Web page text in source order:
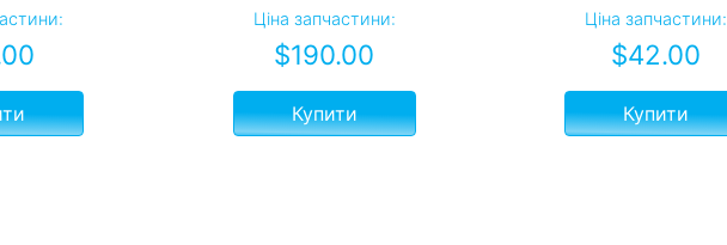
Ціна запчастини:
$190.00
Купити
Ціна запчастини:
$42.00
Купити